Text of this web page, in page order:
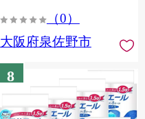
（0）
大阪府泉佐野市
8